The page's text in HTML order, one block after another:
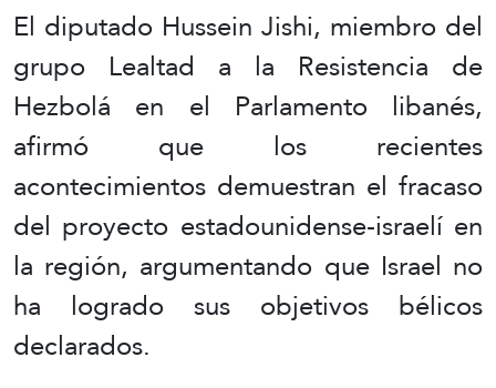
El diputado Hussein Jishi, miembro del
grupo Lealtad a la Resistencia de
Hezbolá en el Parlamento libanés,
afirmó que los recientes
acontecimientos demuestran el fracaso
del proyecto estadounidense-israelí en
la región, argumentando que Israel no
ha logrado sus objetivos bélicos
declarados.